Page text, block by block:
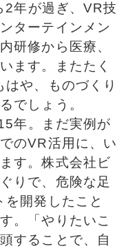
年が過ぎ、VR技
ターテインメン
研修から医療、
ます。またたく
や、ものづくり
でしょう。
年。まだ実例が
のVR活用に、い
す。株式会社ビ
りで、危険な足
開発したこと
。「やりたいこ
することで、自